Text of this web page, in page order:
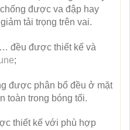
được va đập hay
tải trọng trên vai.
đều được thiết kế và
;
được phân bổ đều ở mặt
toàn trong bóng tối.
thiết kế với phù hợp